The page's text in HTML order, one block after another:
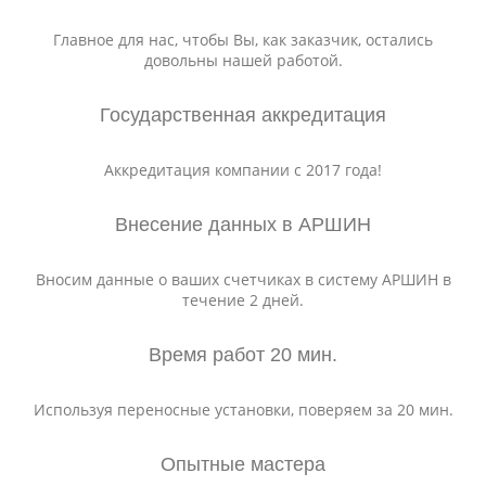
Главное для нас, чтобы Вы, как заказчик, остались
довольны нашей работой.
Государственная аккредитация
Аккредитация компании с 2017 года!
Внесение данных в АРШИН
Вносим данные о ваших счетчиках в систему АРШИН в
течение 2 дней.
Время работ 20 мин.
Используя переносные установки, поверяем за 20 мин.
Опытные мастера